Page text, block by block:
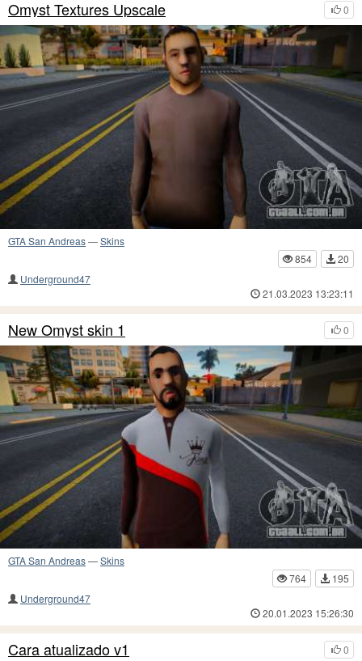
0
Omyst Textures Upscale
GTA San Andreas—Skins
854
20
Underground47
21.03.2023 13:23:11
0
New Omyst skin 1
GTA San Andreas—Skins
764
195
Underground47
20.01.2023 15:26:30
0
Cara atualizado v1